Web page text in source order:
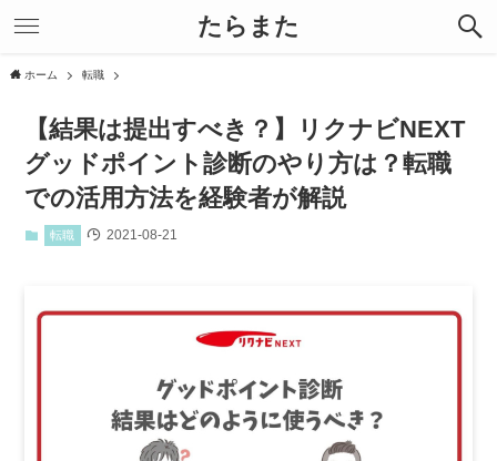
たらまた
ホーム 転職
【結果は提出すべき？】リクナビNEXT
グッドポイント診断のやり方は？転職
での活用方法を経験者が解説
転職 2021-08-21